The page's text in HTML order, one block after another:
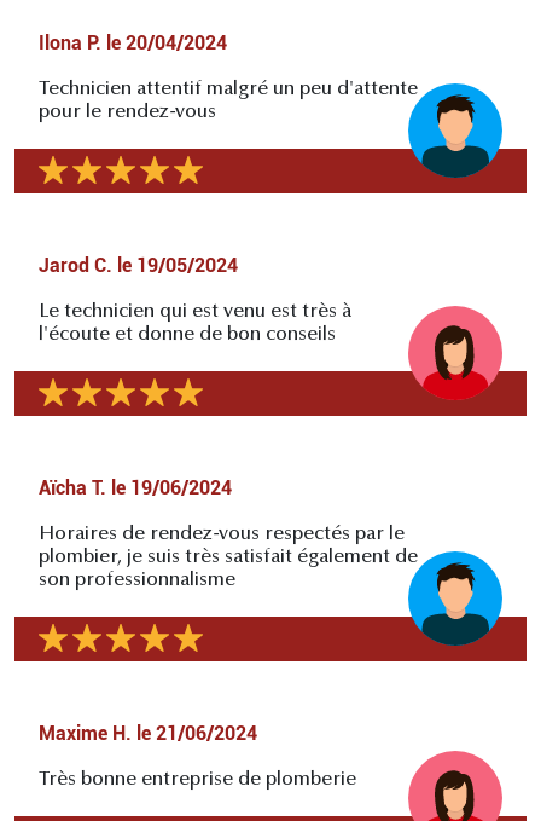
Ilona P. le 20/04/2024
Technicien attentif malgré un peu d'attente
pour le rendez-vous
Jarod C. le 19/05/2024
Le technicien qui est venu est très à
l'écoute et donne de bon conseils
Aïcha T. le 19/06/2024
Horaires de rendez-vous respectés par le
plombier, je suis très satisfait également de
son professionnalisme
Maxime H. le 21/06/2024
Très bonne entreprise de plomberie